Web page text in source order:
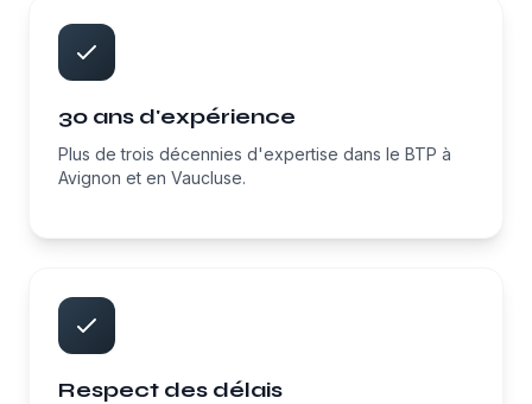
30 ans d'expérience
Plus de trois décennies d'expertise dans le BTP à
Avignon et en Vaucluse.
Respect des délais